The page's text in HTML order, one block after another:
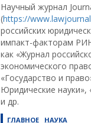
Научный журнал
(https://
российских
импакт-факторам
как «Журнал
экономического
«Государство и
Юридические
и др.
ГЛАВНОЕ НАУКА